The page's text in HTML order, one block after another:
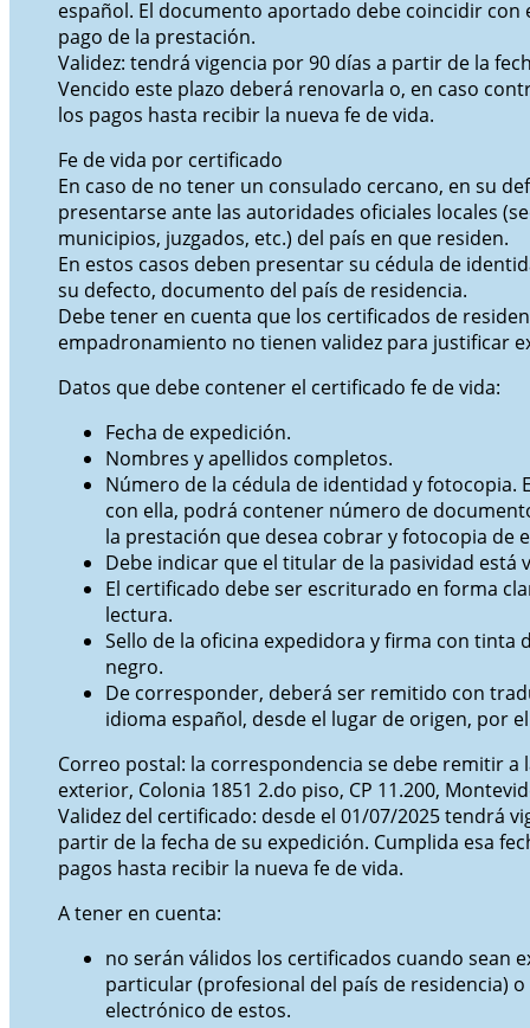
español. El documento aportado debe coincidir con
pago de la prestación.
Validez: tendrá vigencia por 90 días a partir de la
Vencido este plazo deberá renovarla o, en caso
los pagos hasta recibir la nueva fe de vida.
Fe de vida por certificado
En caso de no tener un consulado cercano, en su
presentarse ante las autoridades oficiales locales
municipios, juzgados, etc.) del país en que residen.
En estos casos deben presentar su cédula de
su defecto, documento del país de residencia.
Debe tener en cuenta que los certificados de
empadronamiento no tienen validez para justificar
Datos que debe contener el certificado fe de vida:
Fecha de expedición.
Nombres y apellidos completos.
Número de la cédula de identidad y fotocopia.
con ella, podrá contener número de
la prestación que desea cobrar y fotocopia de
Debe indicar que el titular de la pasividad está
El certificado debe ser escriturado en forma
lectura.
Sello de la oficina expedidora y firma con tinta
negro.
De corresponder, deberá ser remitido con
idioma español, desde el lugar de origen, por
Correo postal: la correspondencia se debe remitir a
exterior, Colonia 1851 2.do piso, CP 11.200,
Validez del certificado: desde el 01/07/2025 tendrá
partir de la fecha de su expedición. Cumplida esa
pagos hasta recibir la nueva fe de vida.
A tener en cuenta:
no serán válidos los certificados cuando sean
particular (profesional del país de residencia)
electrónico de estos.